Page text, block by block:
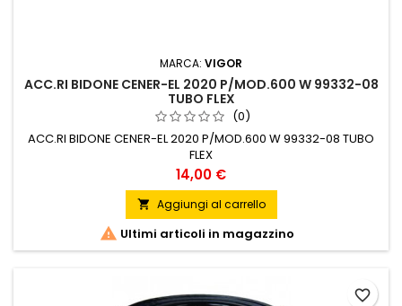
MARCA: VIGOR
ACC.RI BIDONE CENER-EL 2020 P/MOD.600 W 99332-08
TUBO FLEX
(0)
ACC.RI BIDONE CENER-EL 2020 P/MOD.600 W 99332-08 TUBO
FLEX
Prezzo
14,00 €
 Aggiungi al carrello
 Ultimi articoli in magazzino
favorite_border